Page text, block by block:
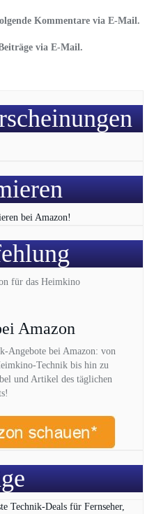
Kommentare via E-Mail.
via E-Mail.
Amazon
Angebote bei Amazon: von
Technik bis hin zu
und Artikel des täglichen
Technik-Deals für Fernseher,